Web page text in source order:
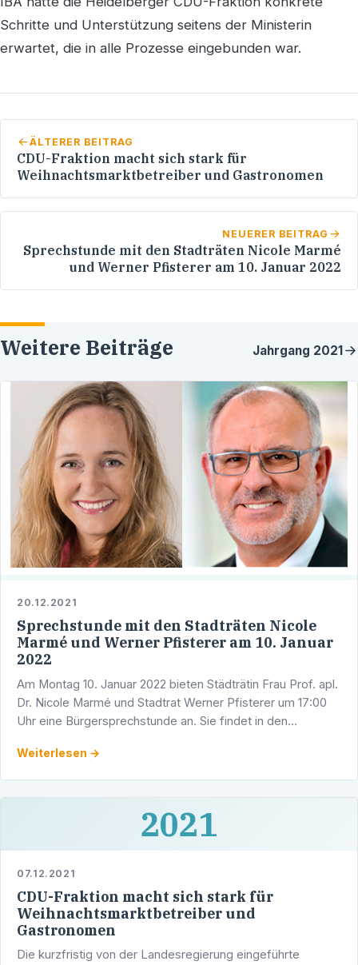
Schritte und Unterstützung seitens der Ministerin
erwartet, die in alle Prozesse eingebunden war.
ÄLTERER BEITRAG
CDU-Fraktion macht sich stark für
Weihnachtsmarktbetreiber und Gastronomen
NEUERER BEITRAG
Sprechstunde mit den Stadträten Nicole Marmé
und Werner Pfisterer am 10. Januar 2022
Weitere Beiträge Jahrgang 2021
20.12.2021
Sprechstunde mit den Stadträten Nicole
Marmé und Werner Pfisterer am 10. Januar
2022
Am Montag 10. Januar 2022 bieten Städträtin Frau Prof. apl.
Dr. Nicole Marmé und Stadtrat Werner Pfisterer um 17:00
Uhr eine Bürgersprechstunde an. Sie findet in den
Weiterlesen →
2021
07.12.2021
CDU-Fraktion macht sich stark für
Weihnachtsmarktbetreiber und
Gastronomen
Die kurzfristig von der Landesregierung eingeführte